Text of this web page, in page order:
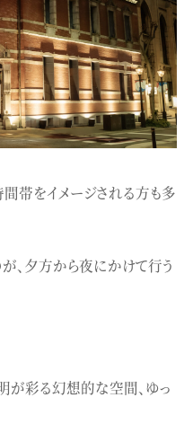
帯をイメージされる方も多
、夕方から夜にかけて行う
が彩る幻想的な空間、ゆっ